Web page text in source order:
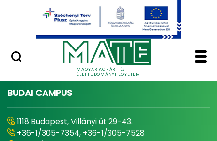
Ugrás a fő tartalomhoz
MAGYAR AGRÁR- ÉS
ÉLETTUDOMÁNYI EGYETEM
Minőségügy
Home - Magyar
BUDAI CAMPUS
1118 Budapest, Villányi út 29-43.
+36-1/305-7354, +36-1/305-7528